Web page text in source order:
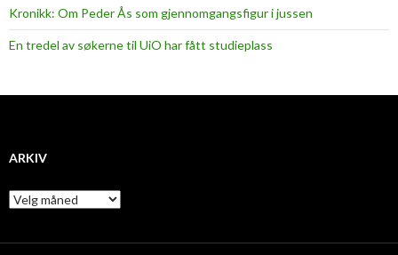
Kronikk: Om Peder Ås som gjennomgangsfigur i jussen
En tredel av søkerne til UiO har fått studieplass
ARKIV
A
r
i